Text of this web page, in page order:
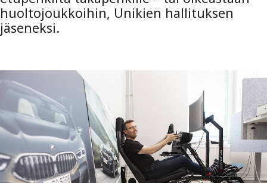
huoltojoukkoihin, Unikien hallituksen
jäseneksi.